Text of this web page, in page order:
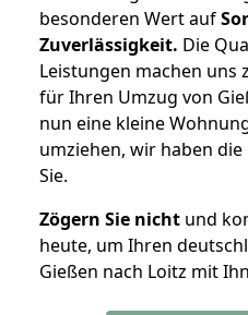
besonderen Wert auf
Zuverlässigkeit. Die
Leistungen machen uns
für Ihren Umzug von
nun eine kleine
umziehen, wir haben
Sie.
Zögern Sie nicht und
heute, um Ihren
Gießen nach Loitz mit